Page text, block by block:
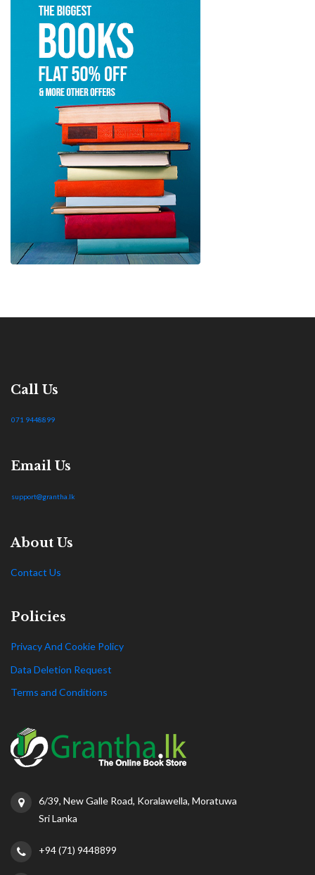
Call Us
071 9448899
Email Us
support@grantha.lk
About Us
Contact Us
Policies
Privacy And Cookie Policy
Data Deletion Request
Terms and Conditions
6/39, New Galle Road, Koralawella, Moratuwa
Sri Lanka
+94 (71) 9448899